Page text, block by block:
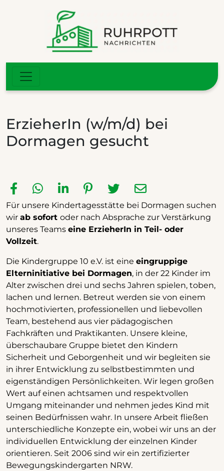
ErzieherIn (w/m/d) bei
Dormagen gesucht
Für unsere Kindertagesstätte bei Dormagen suchen
wir ab sofort oder nach Absprache zur Verstärkung
unseres Teams eine ErzieherIn in Teil- oder
Vollzeit.
Die Kindergruppe 10 e.V. ist eine eingruppige
Elterninitiative bei Dormagen, in der 22 Kinder im
Alter zwischen drei und sechs Jahren spielen, toben,
lachen und lernen. Betreut werden sie von einem
hochmotivierten, professionellen und liebevollen
Team, bestehend aus vier pädagogischen
Fachkräften und Praktikanten. Unsere kleine,
überschaubare Gruppe bietet den Kindern
Sicherheit und Geborgenheit und wir begleiten sie
in ihrer Entwicklung zu selbstbestimmten und
eigenständigen Persönlichkeiten. Wir legen großen
Wert auf einen achtsamen und respektvollen
Umgang miteinander und nehmen jedes Kind mit
seinen Bedürfnissen wahr. In unsere Arbeit fließen
unterschiedliche Konzepte ein, wobei wir uns an der
individuellen Entwicklung der einzelnen Kinder
orientieren. Seit 2006 sind wir ein zertifizierter
Bewegungskindergarten NRW.